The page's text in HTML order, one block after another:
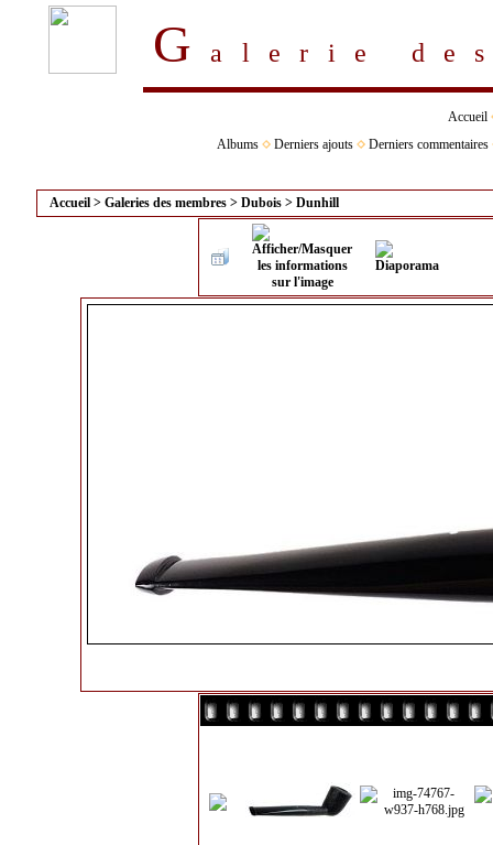
Galerie
Accueil
Albums
Derniers ajouts Derniers commentaires
Accueil > Galeries des membres > Dubois > Dunhill